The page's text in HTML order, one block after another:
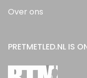
Over ons
PRETMETLED.NL IS